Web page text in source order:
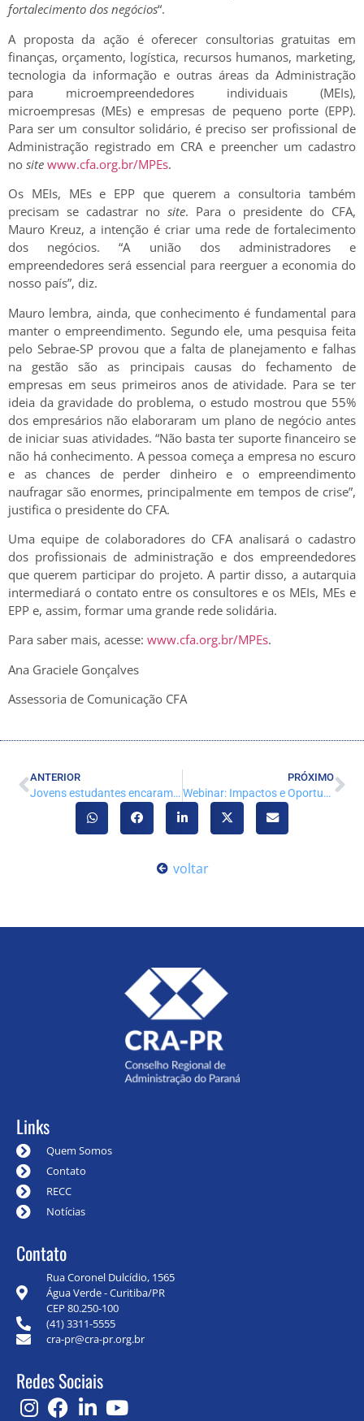
fortalecimento dos negócios“.
A proposta da ação é oferecer consultorias gratuitas em
finanças, orçamento, logística, recursos humanos, marketing,
tecnologia da informação e outras áreas da Administração
para microempreendedores individuais (MEIs),
microempresas (MEs) e empresas de pequeno porte (EPP).
Para ser um consultor solidário, é preciso ser profissional de
Administração registrado em CRA e preencher um cadastro
no site www.cfa.org.br/MPEs.
Os MEIs, MEs e EPP que querem a consultoria também
precisam se cadastrar no site. Para o presidente do CFA,
Mauro Kreuz, a intenção é criar uma rede de fortalecimento
dos negócios. “A união dos administradores e
empreendedores será essencial para reerguer a economia do
nosso país”, diz.
Mauro lembra, ainda, que conhecimento é fundamental para
manter o empreendimento. Segundo ele, uma pesquisa feita
pelo Sebrae-SP provou que a falta de planejamento e falhas
na gestão são as principais causas do fechamento de
empresas em seus primeiros anos de atividade. Para se ter
ideia da gravidade do problema, o estudo mostrou que 55%
dos empresários não elaboraram um plano de negócio antes
de iniciar suas atividades. “Não basta ter suporte financeiro se
não há conhecimento. A pessoa começa a empresa no escuro
e as chances de perder dinheiro e o empreendimento
naufragar são enormes, principalmente em tempos de crise”,
justifica o presidente do CFA.
Uma equipe de colaboradores do CFA analisará o cadastro
dos profissionais de administração e dos empreendedores
que querem participar do projeto. A partir disso, a autarquia
intermediará o contato entre os consultores e os MEIs, MEs e
EPP e, assim, formar uma grande rede solidária.
Para saber mais, acesse: www.cfa.org.br/MPEs.
Ana Graciele Gonçalves
Assessoria de Comunicação CFA
ANTERIOR
Jovens estudantes encaram o desafio de ficar mais tempo em casa sem surtar
PRÓXIMO
Webinar: Impactos e Oportunidades da Gestão da Saúde e das Inovações na Crise
voltar
Links
Quem Somos
Contato
RECC
Notícias
Contato
Rua Coronel Dulcídio, 1565
Água Verde - Curitiba/PR
CEP 80.250-100
(41) 3311-5555
cra-pr@cra-pr.org.br
Redes Sociais